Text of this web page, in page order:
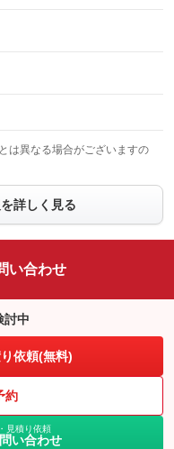
：装備あり
フロントカメラ
：装備なし
：装備なし
ルーフレール
：装備なし
：装備なし
は異なる場合がございますの
詳しく見る
い合わせ
討中
依頼(無料)
約
見積り依頼
い合わせ